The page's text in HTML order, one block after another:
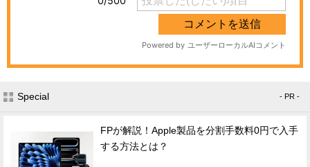
Special - PR -
FPが解説！Apple製品を分割手数料0円で入手
する方法とは？